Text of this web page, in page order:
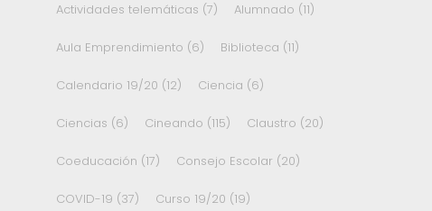
Actividades telemáticas (7) Alumnado (11)
Aula Emprendimiento (6) Biblioteca (11)
Calendario 19/20 (12) Ciencia (6)
Ciencias (6) Cineando (115) Claustro (20)
Coeducación (17) Consejo Escolar (20)
COVID-19 (37) Curso 19/20 (19)